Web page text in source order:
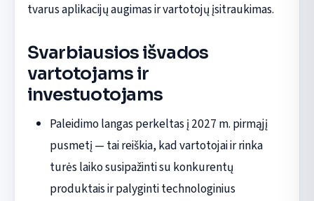
tvarus aplikacijų augimas ir vartotojų įsitraukimas.
Svarbiausios išvados
vartotojams ir
investuotojams
Paleidimo langas perkeltas į 2027 m. pirmąjį
pusmetį — tai reiškia, kad vartotojai ir rinka
turės laiko susipažinti su konkurentų
produktais ir palyginti technologinius